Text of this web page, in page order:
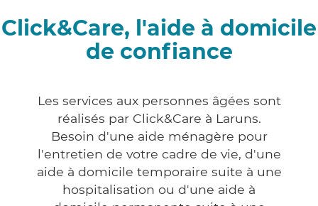
Click&Care, l'aide à domicile
de confiance
Les services aux personnes âgées sont
réalisés par Click&Care à Laruns.
Besoin d'une aide ménagère pour
l'entretien de votre cadre de vie, d'une
aide à domicile temporaire suite à une
hospitalisation ou d'une aide à